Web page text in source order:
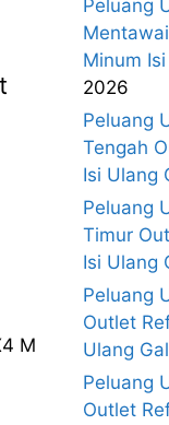
M
Peluang
Minum
2026
Peluang
Tengah
Isi Ulang
Peluang
Timur
Isi Ulang
Peluang
Outlet
Ulang
Peluang
Outlet